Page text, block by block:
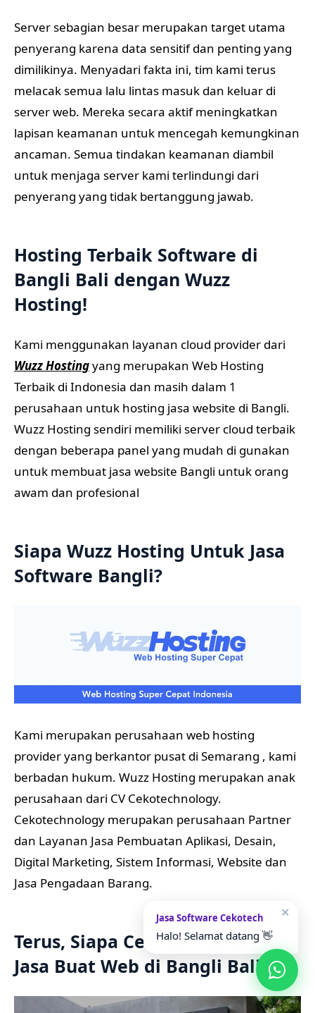
Server sebagian besar merupakan target utama
penyerang karena data sensitif dan penting yang
dimilikinya. Menyadari fakta ini, tim kami terus
melacak semua lalu lintas masuk dan keluar di
server web. Mereka secara aktif meningkatkan
lapisan keamanan untuk mencegah kemungkinan
ancaman. Semua tindakan keamanan diambil
untuk menjaga server kami terlindungi dari
penyerang yang tidak bertanggung jawab.
Hosting Terbaik Software di
Bangli Bali dengan Wuzz
Hosting!
Kami menggunakan layanan cloud provider dari
Wuzz Hostingyang merupakan Web Hosting
Terbaik di Indonesia dan masih dalam 1
perusahaan untuk hosting jasa website di Bangli.
Wuzz Hosting sendiri memiliki server cloud terbaik
dengan beberapa panel yang mudah di gunakan
untuk membuat jasa website Bangli untuk orang
awam dan profesional
Siapa Wuzz Hosting Untuk Jasa
Software Bangli?
Kami merupakan perusahaan web hosting
provider yang berkantor pusat di Semarang , kami
berbadan hukum. Wuzz Hosting merupakan anak
perusahaan dari CV Cekotechnology.
Cekotechnology merupakan perusahaan Partner
dan Layanan Jasa Pembuatan Aplikasi, Desain,
Digital Marketing, Sistem Informasi, Website dan
Jasa Pengadaan Barang.
Terus, Siapa Cekotechnology
Jasa Buat Web di Bangli Bali?
✕
Jasa Software Cekotech
Halo! Selamat datang 👋